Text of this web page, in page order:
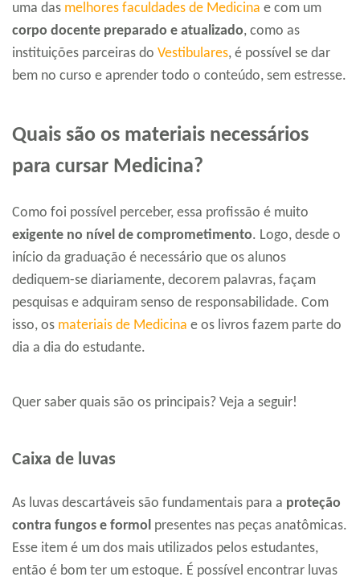
uma das melhores faculdades de Medicina e com um
corpo docente preparado e atualizado, como as
instituições parceiras do Vestibulares, é possível se dar
bem no curso e aprender todo o conteúdo, sem estresse.
Quais são os materiais necessários
para cursar Medicina?
Como foi possível perceber, essa profissão é muito
exigente no nível de comprometimento. Logo, desde o
início da graduação é necessário que os alunos
dediquem-se diariamente, decorem palavras, façam
pesquisas e adquiram senso de responsabilidade. Com
isso, os materiais de Medicina e os livros fazem parte do
dia a dia do estudante.
Quer saber quais são os principais? Veja a seguir!
Caixa de luvas
As luvas descartáveis são fundamentais para a proteção
contra fungos e formol presentes nas peças anatômicas.
Esse item é um dos mais utilizados pelos estudantes,
então é bom ter um estoque. É possível encontrar luvas